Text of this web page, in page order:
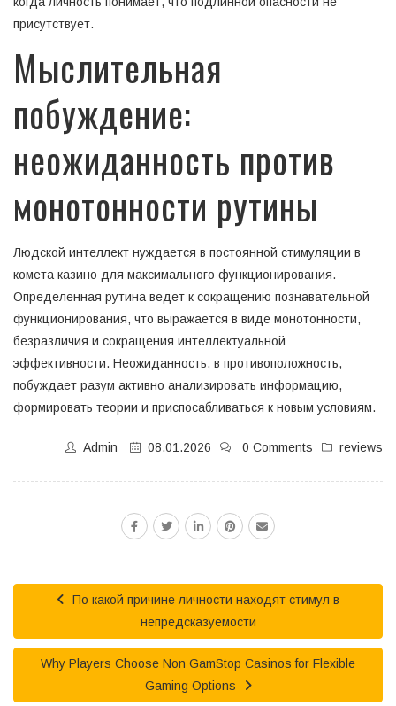
присутствует.
Мыслительная
побуждение:
неожиданность против
монотонности рутины
Людской интеллект нуждается в постоянной стимуляции в
комета казино для максимального функционирования.
Определенная рутина ведет к сокращению познавательной
функционирования, что выражается в виде монотонности,
безразличия и сокращения интеллектуальной
эффективности. Неожиданность, в противоположность,
побуждает разум активно анализировать информацию,
формировать теории и приспосабливаться к новым условиям.
Admin 08.01.2026 reviews
0 Comments
По какой причине личности находят стимул в
непредсказуемости
Why Players Choose Non GamStop Casinos for Flexible
Gaming Options